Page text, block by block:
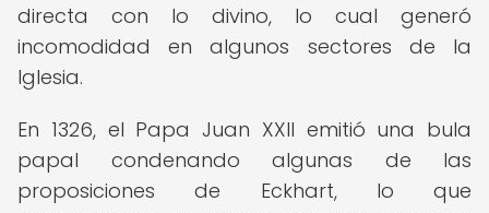
directa con lo divino, lo cual generó
incomodidad en algunos sectores de la
Iglesia.
En 1326, el Papa Juan XXII emitió una bula
papal condenando algunas de las
proposiciones de Eckhart, lo que